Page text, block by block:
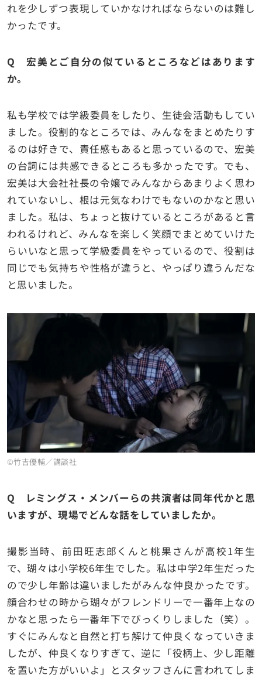
れを少しずつ表現していかなければならないのは難し
かったです。
Q 宏美とご自分の似ているところなどはあります
か。
私も学校では学級委員をしたり、生徒会活動もしてい
ました。役割的なところでは、みんなをまとめたりす
るのは好きで、責任感もあると思っているので、宏美
の台詞には共感できるところも多かったです。でも、
宏美は大会社社長の令嬢でみんなからあまりよく思わ
れていないし、根は元気なわけでもないのかなと思い
ました。私は、ちょっと抜けているところがあると言
われるけれど、みんなを楽しく笑顔でまとめていけた
らいいなと思って学級委員をやっているので、役割は
同じでも気持ちや性格が違うと、やっぱり違うんだな
と思いました。
©竹吉優輔／講談社
Q レミングス・メンバーらの共演者は同年代かと思
いますが、現場でどんな話をしていましたか。
撮影当時、前田旺志郎くんと桃果さんが高校1年生
で、瑚々は小学校6年生でした。私は中学2年生だった
ので少し年齢は違いましたがみんな仲良かったです。
顔合わせの時から瑚々がフレンドリーで一番年上なの
かなと思ったら一番年下でびっくりしました（笑）。
すぐにみんなと自然と打ち解けて仲良くなっていきま
したが、仲良くなりすぎて、逆に「役柄上、少し距離
を置いた方がいいよ」とスタッフさんに言われてしま